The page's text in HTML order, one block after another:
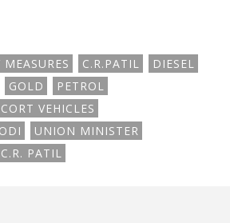
C.R.PATIL
DIESEL
GOLD
PETROL
VEHICLES
UNION MINISTER
PATIL